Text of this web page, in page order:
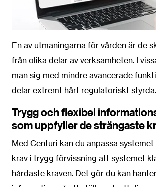
En av utmaningarna för vården är de
från olika delar av verksamheten. I
man sig med mindre avancerade
delar extremt hårt regulatoriskt styrda.
Trygg och flexibel
som uppfyller de strängaste
Med Centuri kan du anpassa
krav i trygg förvissning att systemet
hårdaste kraven. Det gör du kan